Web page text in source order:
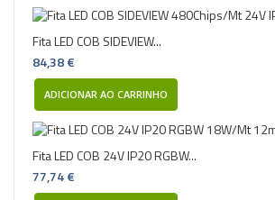
Fita LED COB SIDEVIEW...
84,38 €
ADICIONAR AO CARRINHO
Fita LED COB 24V IP20 RGBW...
77,74 €